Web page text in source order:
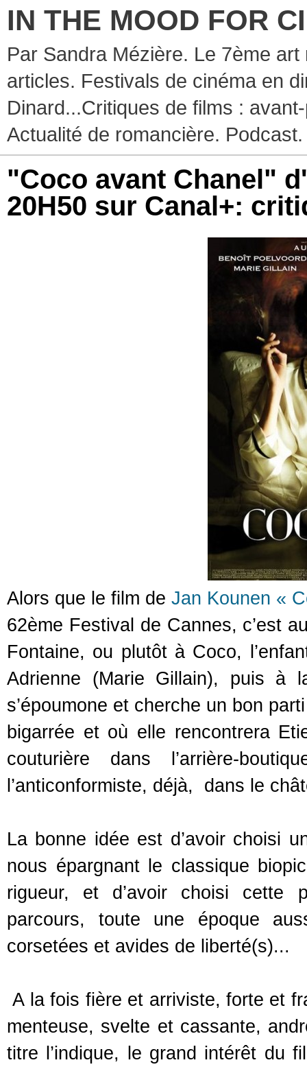
IN THE MOOD FOR
Par Sandra Mézière. Le 7ème
articles. Festivals de cinéma en
Dinard...Critiques de films :
Actualité de romancière. Podcast.
"Coco avant Chanel"
20H50 sur Canal+:
Alors que le film de Jan Kounen «
62ème Festival de Cannes, c’est
Fontaine, ou plutôt à Coco,
Adrienne (Marie Gillain), puis à
s’époumone et cherche un bon
bigarrée et où elle rencontrera
couturière dans l’arrière-
l’anticonformiste, déjà, dans le
La bonne idée est d’avoir choisi
nous épargnant le classique
rigueur, et d’avoir choisi cette
parcours, toute une époque
corsetées et avides de liberté(s)...
A la fois fière et arriviste, forte et
menteuse, svelte et cassante,
titre l’indique, le grand intérêt du